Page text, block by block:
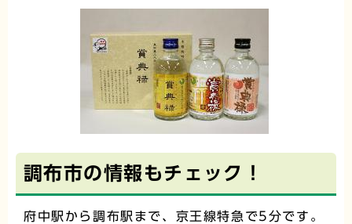
調布市の情報もチェック！
府中駅から調布駅まで、京王線特急で5分です。